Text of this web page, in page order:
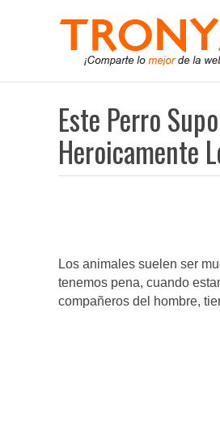
Este Perro
Heroicamente
Los animales suelen ser
tenemos pena, cuando
compañeros del hombre,